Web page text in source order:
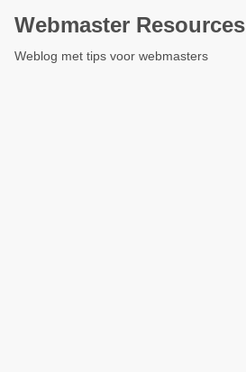
Webmaster Resources
Weblog met tips voor webmasters